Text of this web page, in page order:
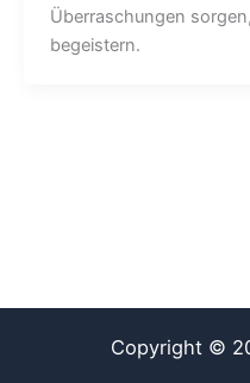
Überraschungen
begeistern.
Copyright ©